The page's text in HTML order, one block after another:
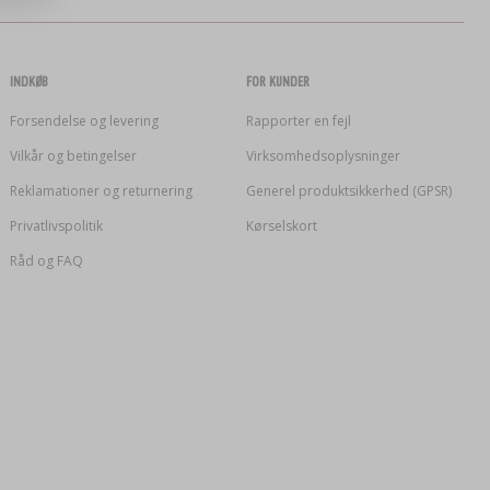
INDKØB
Forsendelse og levering
Vilkår og betingelser
Reklamationer og returnering
Privatlivspolitik
Råd og FAQ
FOR KUNDER
Rapporter en fejl
Virksomhedsoplysninger
Generel produktsikkerhed (GPSR)
Kørselskort